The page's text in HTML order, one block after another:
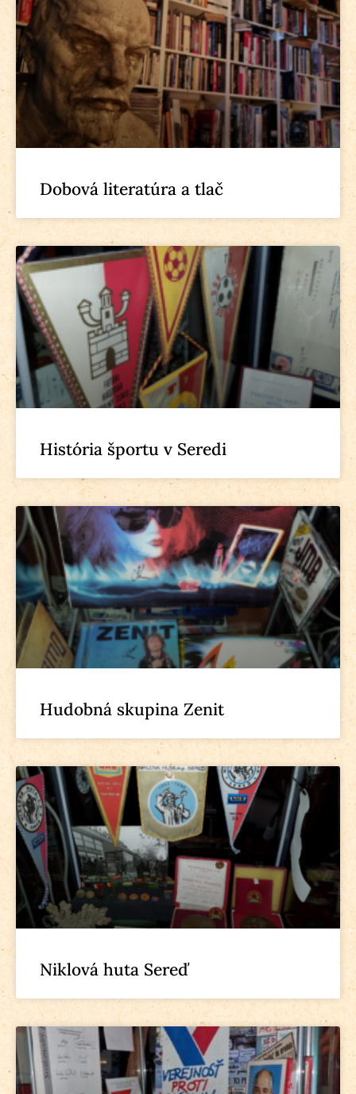
Dobová literatúra a tlač
História športu v Seredi
Hudobná skupina Zenit
Niklová huta Sereď